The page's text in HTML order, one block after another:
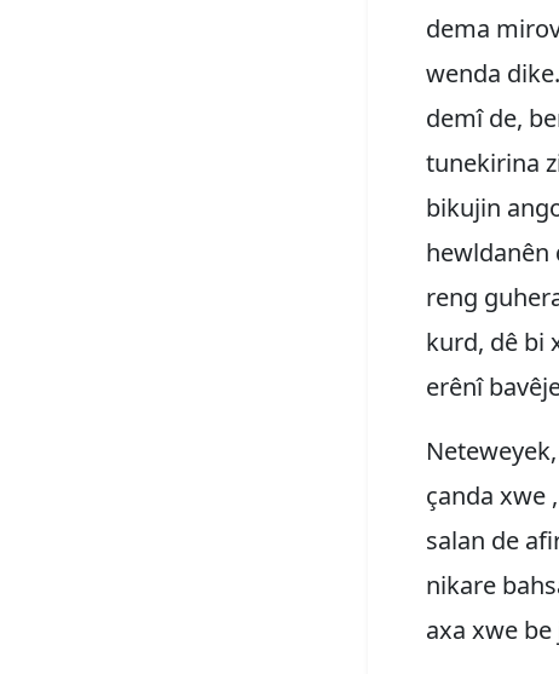
dema
wenda
demî de,
tunekirina
bikujin
hewldanên
reng
kurd, dê bi
erênî
çanda xwe
salan de
nikare
axa xwe